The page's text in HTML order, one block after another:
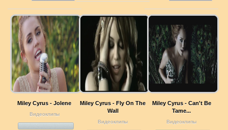
Miley Cyrus - Jolene
Видеоклипы
Miley Cyrus - Fly On The
Wall
Видеоклипы
Miley Cyrus - Can't Be
Tame...
Видеоклипы